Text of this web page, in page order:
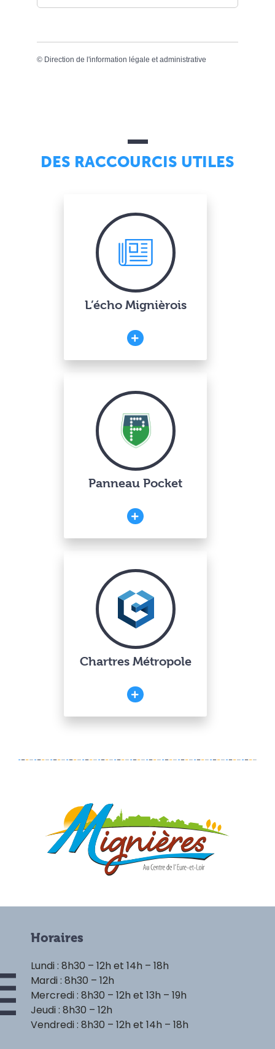
© Direction de l'information légale et administrative
DES RACCOURCIS UTILES
L’écho Mignièrois
Panneau Pocket
Chartres Métropole
Horaires
Lundi : 8h30 – 12h et 14h – 18h
Mardi : 8h30 – 12h
Mercredi : 8h30 – 12h et 13h – 19h
Jeudi : 8h30 – 12h
Vendredi : 8h30 – 12h et 14h – 18h